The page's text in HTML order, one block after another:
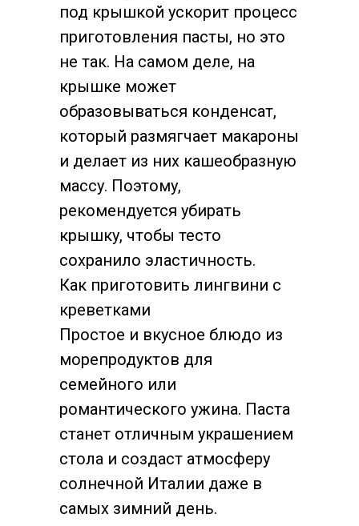
под крышкой ускорит процесс
приготовления пасты, но это
не так. На самом деле, на
крышке может
образовываться конденсат,
который размягчает макароны
и делает из них кашеобразную
массу. Поэтому,
рекомендуется убирать
крышку, чтобы тесто
сохранило эластичность.
Как приготовить лингвини с
креветками
Простое и вкусное блюдо из
морепродуктов для
семейного или
романтического ужина. Паста
станет отличным украшением
стола и создаст атмосферу
солнечной Италии даже в
самых зимний день.